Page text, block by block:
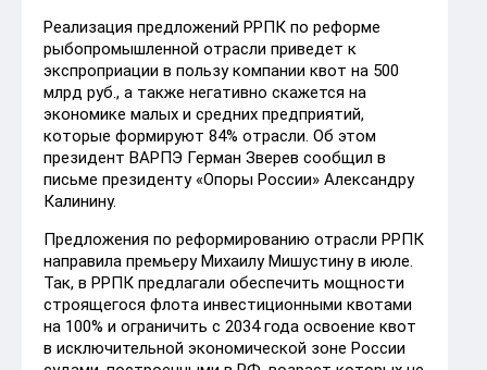
Реализация предложений РРПК по реформе
рыбопромышленной отрасли приведет к
экспроприации в пользу компании квот на 500
млрд руб., а также негативно скажется на
экономике малых и средних предприятий,
которые формируют 84% отрасли. Об этом
президент ВАРПЭ Герман Зверев сообщил в
письме президенту «Опоры России» Александру
Калинину.
Предложения по реформированию отрасли РРПК
направила премьеру Михаилу Мишустину в июле.
Так, в РРПК предлагали обеспечить мощности
строящегося флота инвестиционными квотами
на 100% и ограничить с 2034 года освоение квот
в исключительной экономической зоне России